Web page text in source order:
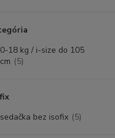
0-18 kg / i-size do 105
cm (5)
sedačka bez isofix (5)